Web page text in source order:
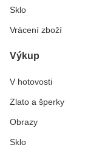
Sklo
Vrácení zboží
Výkup
V hotovosti
Zlato a šperky
Obrazy
Sklo